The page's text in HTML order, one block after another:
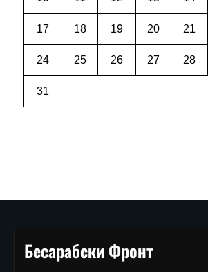
17 18 19 20 21
24 25 26 27 28
31
Бесарабски Фронт